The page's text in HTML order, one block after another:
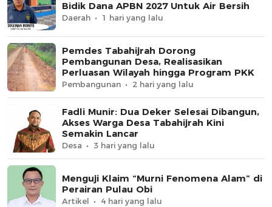
Bidik Dana APBN 2027 Untuk Air Bersih
Daerah 1 hari yang lalu
Pemdes Tabahijrah Dorong
Pembangunan Desa, Realisasikan
Perluasan Wilayah hingga Program PKK
Pembangunan 2 hari yang lalu
Fadli Munir: Dua Deker Selesai Dibangun,
Akses Warga Desa Tabahijrah Kini
Semakin Lancar
Desa 3 hari yang lalu
Menguji Klaim “Murni Fenomena Alam” di
Perairan Pulau Obi
Artikel 4 hari yang lalu